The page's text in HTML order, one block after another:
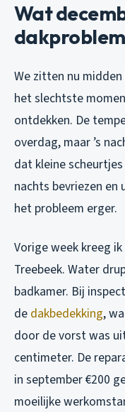
Wat
We zitten nu
het slechtste
ontdekken. De
overdag, maar ’s
dat kleine
nachts bevriezen
het probleem erger.
Vorige week kreeg
Treebeek. Water
badkamer. Bij
de dakbedekking,
door de vorst was
centimeter. De
in september €200
moeilijke